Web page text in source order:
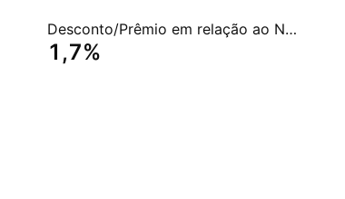
Desconto/Prêmio em relação ao NAV
1,7%